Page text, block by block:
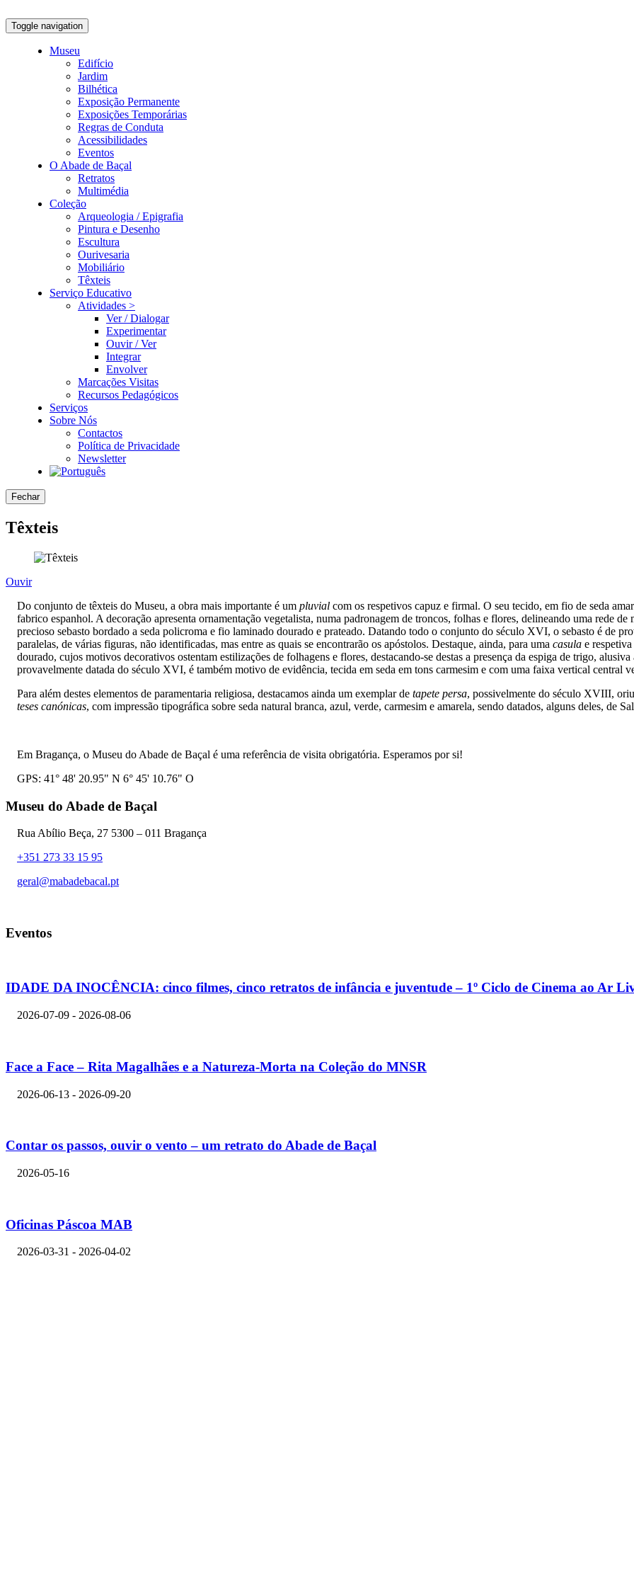
Toggle navigation
Museu
Edifício
Jardim
Bilhética
Exposição Permanente
Exposições Temporárias
Regras de Conduta
Acessibilidades
Eventos
O Abade de Baçal
Retratos
Multimédia
Coleção
Arqueologia / Epigrafia
Pintura e Desenho
Escultura
Ourivesaria
Mobiliário
Têxteis
Serviço Educativo
Atividades >
Ver / Dialogar
Experimentar
Ouvir / Ver
Integrar
Envolver
Marcações Visitas
Recursos Pedagógicos
Serviços
Sobre Nós
Contactos
Política de Privacidade
Newsletter
Fechar
Têxteis
Ouvir
Do conjunto de têxteis do Museu, a obra mais importante é um pluvial com os respetivos capuz e firmal. O seu tecido, em fio de seda
fabrico espanhol. A decoração apresenta ornamentação vegetalista, numa padronagem de troncos, folhas e flores, delineando uma rede
precioso sebasto bordado a seda policroma e fio laminado dourado e prateado. Datando todo o conjunto do século XVI, o sebasto é de
paralelas, de várias figuras, não identificadas, mas entre as quais se encontrarão os apóstolos. Destaque, ainda, para uma casula e respetiva
dourado, cujos motivos decorativos ostentam estilizações de folhagens e flores, destacando-se destas a presença da espiga de trigo,
provavelmente datada do século XVI, é também motivo de evidência, tecida em seda em tons carmesim e com uma faixa vertical central
Para além destes elementos de paramentaria religiosa, destacamos ainda um exemplar de tapete persa, possivelmente do século XVIII,
teses canónicas, com impressão tipográfica sobre seda natural branca, azul, verde, carmesim e amarela, sendo datados, alguns deles, de
Em Bragança, o Museu do Abade de Baçal é uma referência de visita obrigatória. Esperamos por si!
GPS: 41° 48' 20.95" N 6° 45' 10.76" O
Museu do Abade de Baçal
Rua Abílio Beça, 27 5300 – 011 Bragança
+351 273 33 15 95
geral@mabadebacal.pt
Eventos
IDADE DA INOCÊNCIA: cinco filmes, cinco retratos de infância e juventude – 1º Ciclo de Cinema ao Ar
2026-07-09 - 2026-08-06
Face a Face – Rita Magalhães e a Natureza-Morta na Coleção do MNSR
2026-06-13 - 2026-09-20
Contar os passos, ouvir o vento – um retrato do Abade de Baçal
2026-05-16
Oficinas Páscoa MAB
2026-03-31 - 2026-04-02